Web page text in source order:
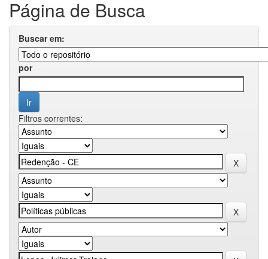
Página de Busca
Buscar em:
por
Filtros correntes: